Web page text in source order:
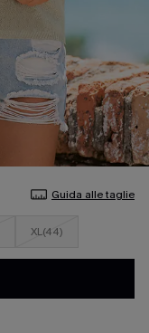
Guida alle taglie
XL(44)